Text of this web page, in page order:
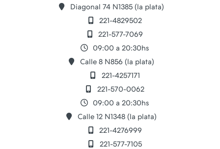
Diagonal 74 N1385 (la plata)
221-4829502
221-577-7069
09:00 a 20:30hs
Calle 8 N856 (la plata)
221-4257171
221-570-0062
09:00 a 20:30hs
Calle 12 N1348 (la plata)
221-4276999
221-577-7105